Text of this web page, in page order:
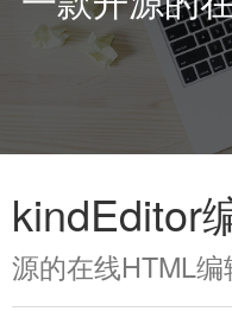
kindEditor
源的在线HTML